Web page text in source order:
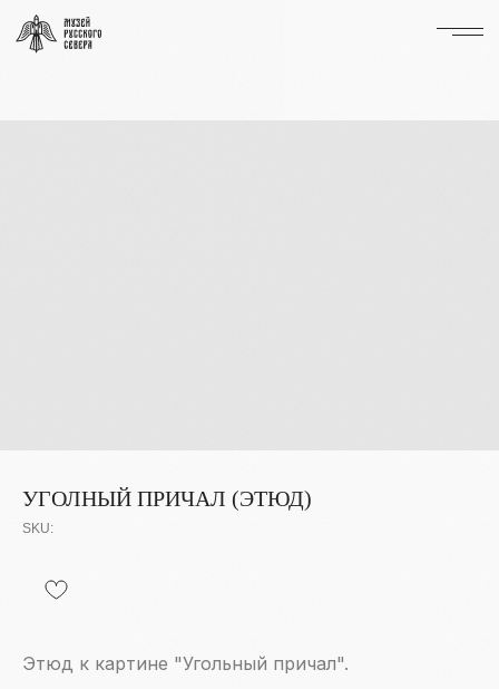
УГОЛНЫЙ ПРИЧАЛ (ЭТЮД)
SKU:
Этюд к картине "Угольный причал".